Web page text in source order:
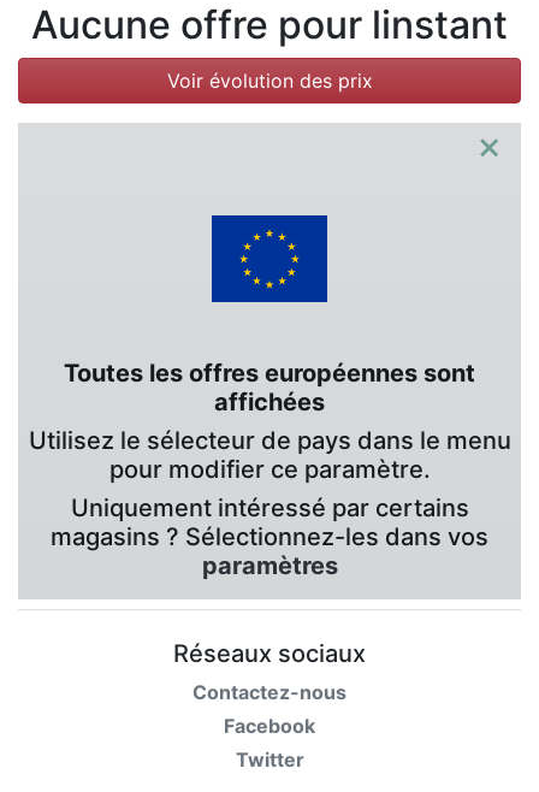
Aucune offre pour linstant
Voir évolution des prix
×
Toutes les offres européennes sont
affichées
Utilisez le sélecteur de pays dans le menu
pour modifier ce paramètre.
Uniquement intéressé par certains
magasins ? Sélectionnez-les dans vos
paramètres
Réseaux sociaux
Contactez-nous
Facebook
Twitter